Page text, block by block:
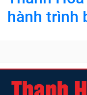
hành trình